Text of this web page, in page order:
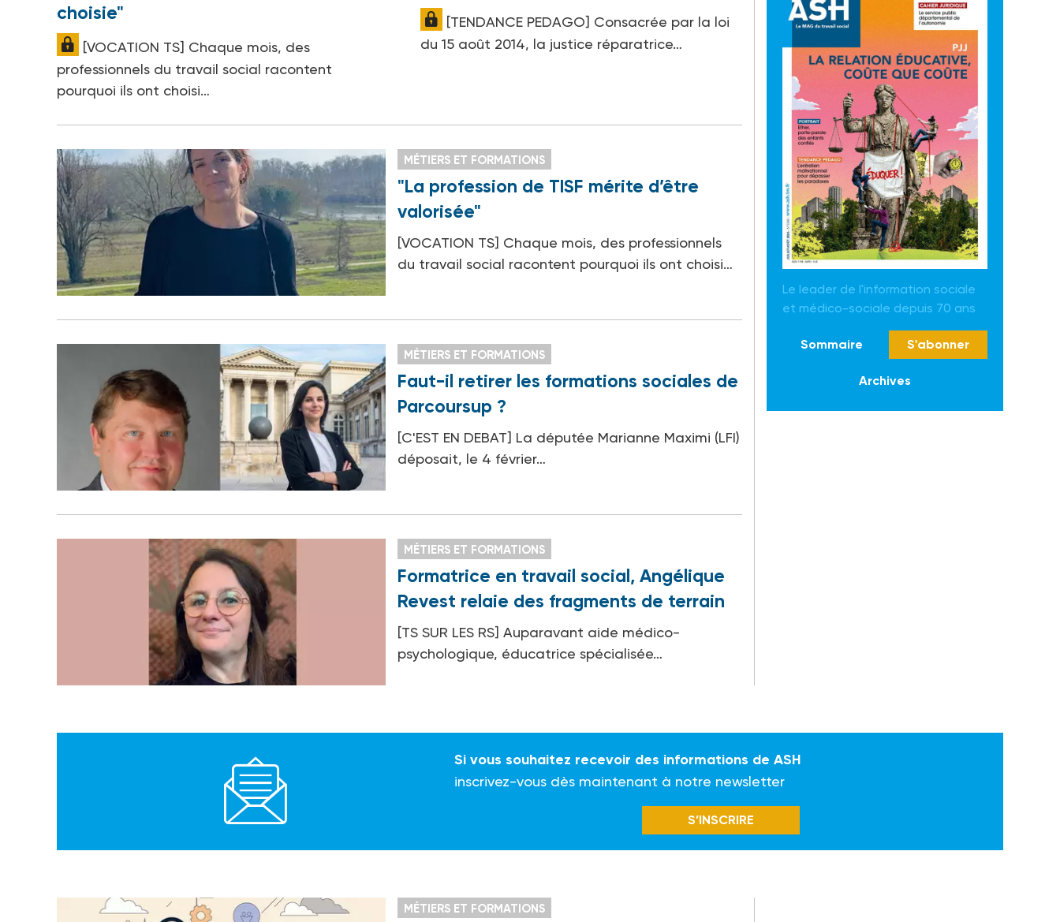
choisie"
[VOCATION TS] Chaque mois, des
professionnels du travail social racontent
pourquoi ils ont choisi…
[TENDANCE PEDAGO] Consacrée par la loi
du 15 août 2014, la justice réparatrice…
MÉTIERS ET FORMATIONS
"La profession de TISF mérite d’être
valorisée"
[VOCATION TS] Chaque mois, des professionnels
du travail social racontent pourquoi ils ont choisi…
MÉTIERS ET FORMATIONS
Faut-il retirer les formations sociales de
Parcoursup ?
[C'EST EN DEBAT] La députée Marianne Maximi (LFI)
déposait, le 4 février…
MÉTIERS ET FORMATIONS
Formatrice en travail social, Angélique
Revest relaie des fragments de terrain
[TS SUR LES RS] Auparavant aide médico-
psychologique, éducatrice spécialisée…
Le leader de l'information sociale
et médico-sociale depuis 70 ans
Sommaire S'abonner
Archives
Si vous souhaitez recevoir des informations de ASH
inscrivez-vous dès maintenant à notre newsletter
S’INSCRIRE
MÉTIERS ET FORMATIONS